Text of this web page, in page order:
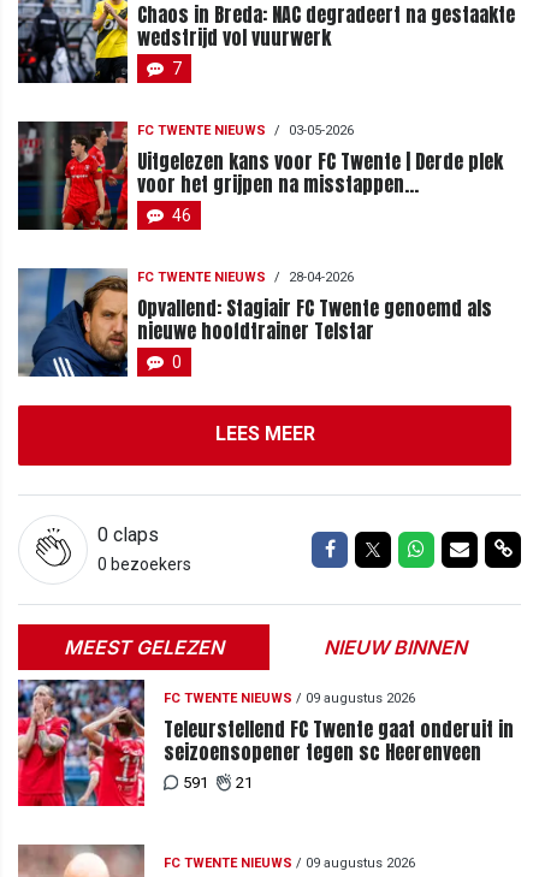
Chaos in Breda: NAC degradeert na gestaakte
wedstrijd vol vuurwerk
7
FC TWENTE NIEUWS / 03-05-2026
Uitgelezen kans voor FC Twente | Derde plek
voor het grijpen na misstappen
concurrentie
46
FC TWENTE NIEUWS / 28-04-2026
Opvallend: Stagiair FC Twente genoemd als
nieuwe hoofdtrainer Telstar
0
LEES MEER
0 claps
0 bezoekers
Delen op Facebook
Delen op Twitter
Delen op
Delen
MEEST GELEZEN NIEUW BINNEN
FC TWENTE NIEUWS / 09 augustus 2026
Teleurstellend FC Twente gaat onderuit in
seizoensopener tegen sc Heerenveen
591 21
FC TWENTE NIEUWS / 09 augustus 2026